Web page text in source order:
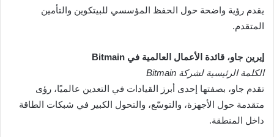
يقدم رؤية واضحة حول الحفظ المؤسسي للبيتكوين والتأمين
المتقدم.
إيرين جاو، قائدة الأعمال العالمية في Bitmain
الكلمة الرئيسية لشركة Bitmain
تقدم جاو، بصفتها إحدى أبرز القيادات في التعدين عالميًا، رؤى
متقدمة حول الأجهزة، والتوسّع، والتحول الكبير في شبكات الطاقة
داخل المنطقة.